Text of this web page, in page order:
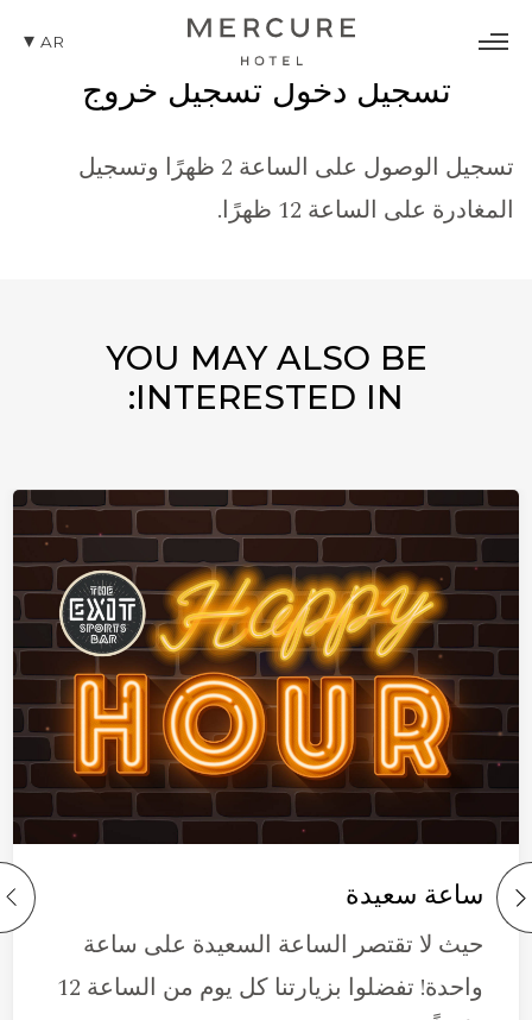
AR
تسجيل دخول تسجيل خروج
تسجيل الوصول على الساعة 2 ظهرًا وتسجيل
المغادرة على الساعة 12 ظهرًا.
YOU MAY ALSO BE
INTERESTED IN:
ساعة سعيدة
حيث لا تقتصر الساعة السعيدة على ساعة
واحدة! تفضلوا بزيارتنا كل يوم من الساعة 12